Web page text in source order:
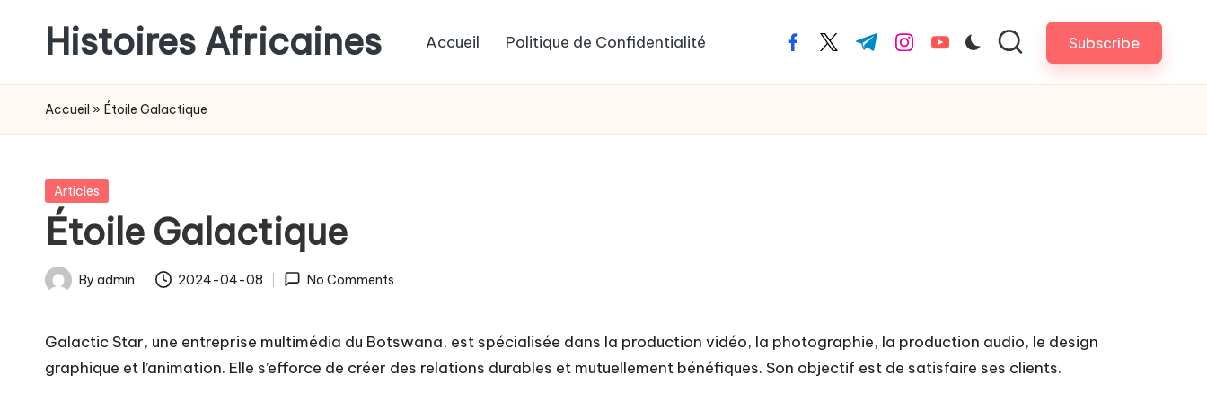
Histoires Africaines Accueil Politique de Confidentialité facebook.com
twitter.com
t.me instagram.com
youtube.com Subscribe
Accueil » Étoile Galactique
Posted
Articles
Étoile Galactique
Posted
By admin 2024-04-08 No Comments
Galactic Star, une entreprise multimédia du Botswana, est spécialisée dans la production vidéo, la photographie, la production audio, le design
graphique et l’animation. Elle s’efforce de créer des relations durables et mutuellement bénéfiques. Son objectif est de satisfaire ses clients.